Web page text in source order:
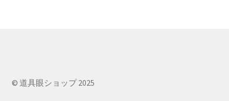
© 道具眼ショップ 2025